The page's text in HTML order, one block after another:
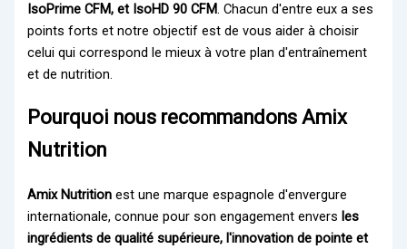
IsoPrime CFM, et IsoHD 90 CFM. Chacun d'entre eux a ses
points forts et notre objectif est de vous aider à choisir
celui qui correspond le mieux à votre plan d'entraînement
et de nutrition.
Pourquoi nous recommandons Amix
Nutrition
Amix Nutrition est une marque espagnole d'envergure
internationale, connue pour son engagement enversles
ingrédients de qualité supérieure, l'innovation de pointe et